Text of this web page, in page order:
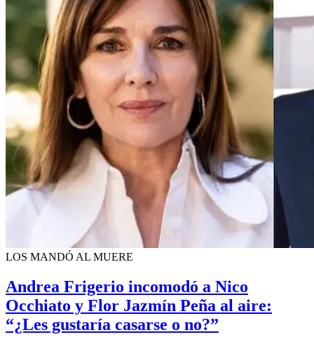
LOS MANDÓ AL MUERE
Andrea Frigerio incomodó a Nico
Occhiato y Flor Jazmín Peña al aire:
“¿Les gustaría casarse o no?”